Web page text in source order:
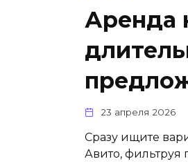
Аренда
23 апреля 2026
Сразу ищите
Авито, фильтруя